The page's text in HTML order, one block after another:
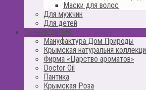
Маски для волос
Для мужчин
Для детей
Производители
Мануфактура Дом Природы
Крымская натуральня
Фирма «Царство ароматов»
Doctor Oil
Пантика
Крымская Роза